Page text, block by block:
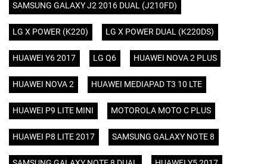
SAMSUNG GALAXY J2 2016 DUAL (J210FD)
LG X POWER (K220) LG X POWER DUAL (K220DS)
HUAWEI Y6 2017 LG Q6 HUAWEI NOVA 2 PLUS
HUAWEI NOVA 2 HUAWEI MEDIAPAD T3 10 LTE
HUAWEI P9 LITE MINI MOTOROLA MOTO C PLUS
HUAWEI P8 LITE 2017 SAMSUNG GALAXY NOTE 8